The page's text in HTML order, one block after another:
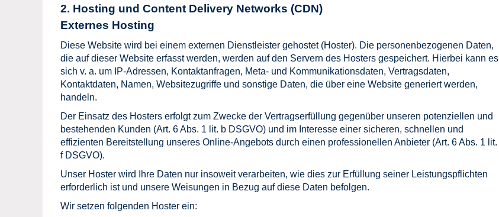
2. Hosting und Content Delivery Networks (CDN)
Externes Hosting
Diese Website wird bei einem externen Dienstleister gehostet (Hoster). Die personenbezogenen Daten,
die auf dieser Website erfasst werden, werden auf den Servern des Hosters gespeichert. Hierbei kann es
sich v. a. um IP-Adressen, Kontaktanfragen, Meta- und Kommunikationsdaten, Vertragsdaten,
Kontaktdaten, Namen, Websitezugriffe und sonstige Daten, die über eine Website generiert werden,
handeln.
Der Einsatz des Hosters erfolgt zum Zwecke der Vertragserfüllung gegenüber unseren potenziellen und
bestehenden Kunden (Art. 6 Abs. 1 lit. b DSGVO) und im Interesse einer sicheren, schnellen und
effizienten Bereitstellung unseres Online-Angebots durch einen professionellen Anbieter (Art. 6 Abs. 1 lit.
f DSGVO).
Unser Hoster wird Ihre Daten nur insoweit verarbeiten, wie dies zur Erfüllung seiner Leistungspflichten
erforderlich ist und unsere Weisungen in Bezug auf diese Daten befolgen.
Wir setzen folgenden Hoster ein: